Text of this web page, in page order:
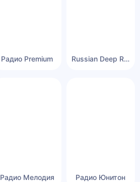
Радио Premium Russian Deep Radio
Радио Мелодия Радио Юнитон